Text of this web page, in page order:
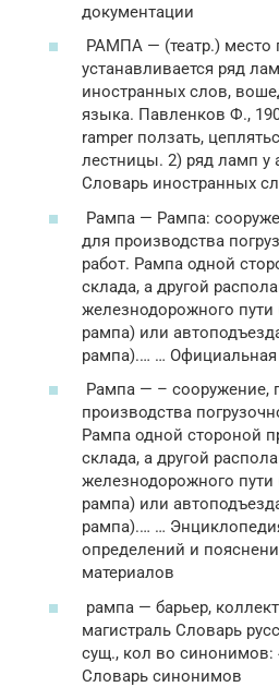
документации
РАМПА — (театр.) место
устанавливается ряд
иностранных слов,
языка. Павленков Ф.,
ramper ползать,
лестницы. 2) ряд ламп у
Словарь иностранных
Рампа — Рампа:
для производства
работ. Рампа одной
склада, а другой
железнодорожного
рампа) или
рампа).… … Официальная
Рампа — – сооружение,
производства
Рампа одной стороной
склада, а другой
железнодорожного
рампа) или
рампа).… …
определений и
материалов
рампа — барьер,
магистраль Словарь
сущ., кол во синонимов:
Словарь синонимов